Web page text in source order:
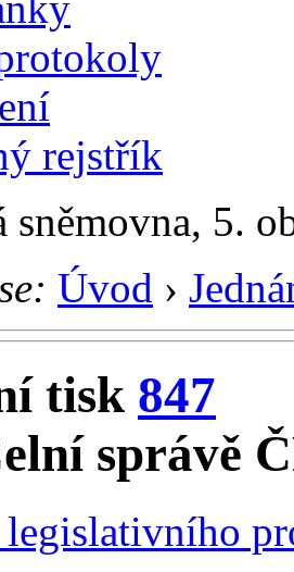
rejstřík
sněmovna, 5.
Úvod ›
tisk 847
správě